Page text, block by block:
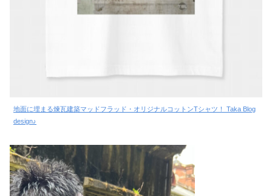
地面に埋まる煉瓦建築マッドフラッド・オリジナルコットンTシャツ！ Taka Blog
design♪